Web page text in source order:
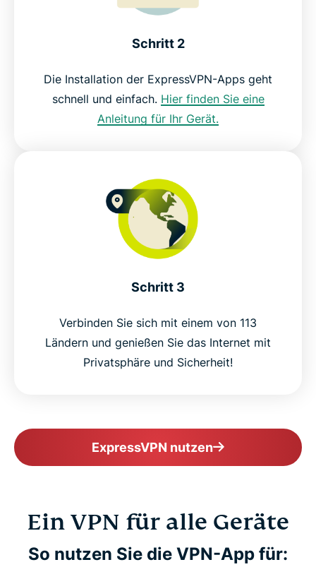
Schritt 2
Die Installation der ExpressVPN-Apps geht
schnell und einfach. Hier finden Sie eine
Anleitung für Ihr Gerät.
Schritt 3
Verbinden Sie sich mit einem von 113
Ländern und genießen Sie das Internet mit
Privatsphäre und Sicherheit!
ExpressVPN nutzen
Ein VPN für alle Geräte
So nutzen Sie die VPN-App für: